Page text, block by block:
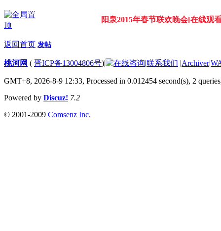
阳泉2015年春节联欢晚会[在线观
返回首页 发帖
桃河网 ( 晋ICP备13004806号)| |联系我们 |Archiver|
GMT+8, 2026-8-9 12:33, Processed in 0.012454 second(s), 2
Powered by Discuz! 7.2
© 2001-2009 Comsenz Inc.